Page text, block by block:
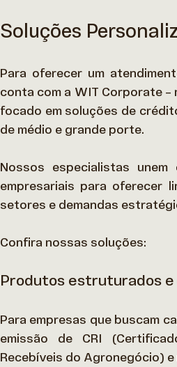
Soluções
Para oferecer um
conta com a WIT Corporate
focado em soluções de
de médio e grande porte.
Nossos especialistas
empresariais para oferecer
setores e demandas
Confira nossas soluções:
Produtos estruturados
Para empresas que buscam
emissão de CRI
Recebíveis do Agronegócio)